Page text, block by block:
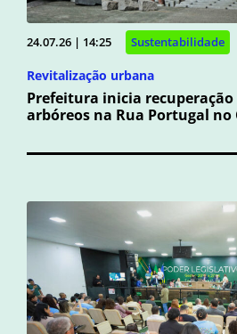
24.07.26 | 14:25 Sustentabilidade
Revitalização urbana
Prefeitura inicia
arbóreos na Rua Portugal no